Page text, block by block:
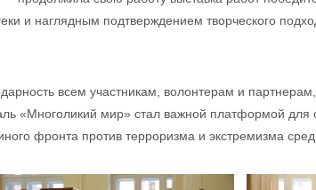
и наглядным подтверждением творческого
всем участникам, волонтерам и
«Многоликий мир» стал важной платформой для
фронта против терроризма и экстремизма